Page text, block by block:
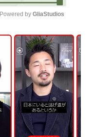
U
n
m
u
t
e
Powered by GliaStudios